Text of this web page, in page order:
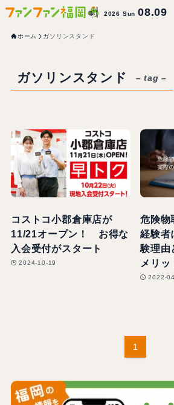
2026 Sun08.09
ホーム ガソリンスタンド
ガソリンスタンド – tag –
コストコ小郡倉庫店が
11/21オープン！ お得な
入会受付がスタート
2024-10-19
危険物
経験者
験理由
メリッ
2022-
1